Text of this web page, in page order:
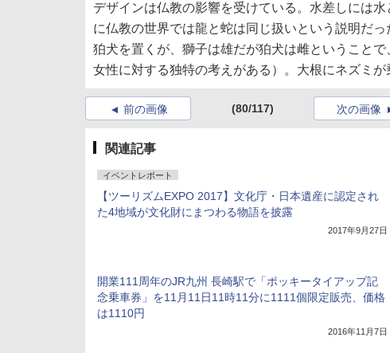
デザインは仏教の影響を受けている。水差しには
に仏教の世界では龍と蛇は同じ扱いという説明だ
狛犬を置くが、獅子は雄だが狛犬は雌ということ
女性に対する独特の考えがある）。大根にネズミ
前の画像 (80/117) 次の画像
関連記事
イベントレポート
【ツーリズムEXPO 2017】文化庁・日本遺産に認定され
た4地域が文化財にまつわる物語を披露
2017年9月27日
開業111周年のJR九州 長崎駅で「ポッキータイアップ記
念乗車券」を11月11日11時11分に1111個限定販売、価格
は1110円
2016年11月7日